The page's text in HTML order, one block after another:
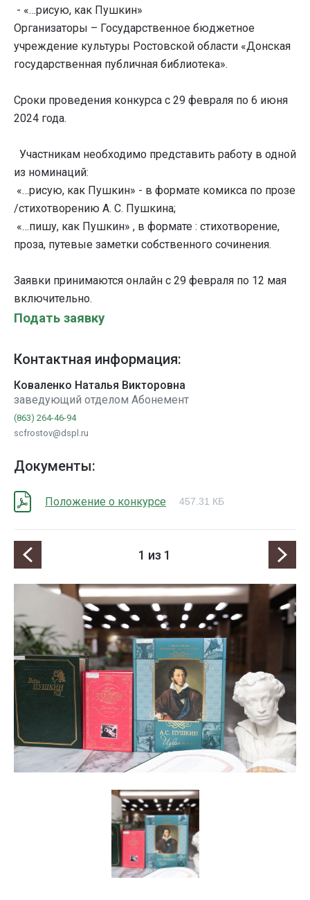
- «…рисую, как Пушкин»
Организаторы – Государственное бюджетное
учреждение культуры Ростовской области «Донская
государственная публичная библиотека».
Сроки проведения конкурса с 29 февраля по 6 июня
2024 года.
Участникам необходимо представить работу в одной
из номинаций:
«…рисую, как Пушкин» - в формате комикса по прозе
/стихотворению А. С. Пушкина;
«…пишу, как Пушкин» , в формате : стихотворение,
проза, путевые заметки собственного сочинения.
Заявки принимаются онлайн с 29 февраля по 12 мая
включительно.
Подать заявку
Контактная информация:
Коваленко Наталья Викторовна
заведующий отделом Абонемент
(863) 264-46-94
scfrostov@dspl.ru
Документы:
Положение о конкурсе 457.31 КБ
1 из 1